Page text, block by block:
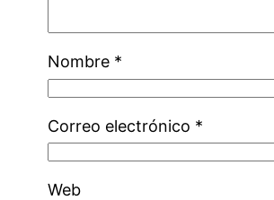
Nombre *
Correo electrónico *
Web